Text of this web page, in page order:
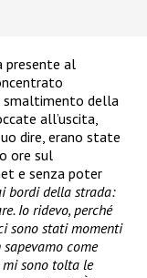
presente al
della
all’uscita,
dire, erano state
ore sul
e senza poter
bordi della strada:
Io ridevo, perché
sono stati momenti
come
sono tolta le